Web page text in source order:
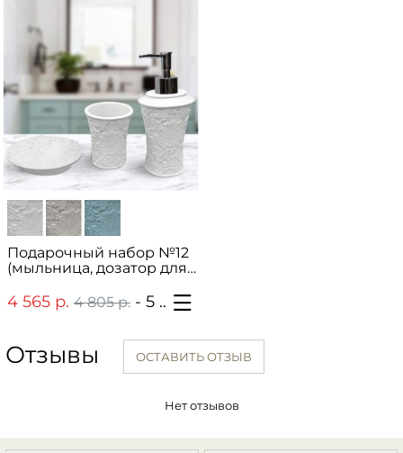
Подарочный набор №12
(мыльница, дозатор для
для зубных щеток)
4 565 р. 4 805 р. - 5 027 р.
Отзывы ОСТАВИТЬ ОТЗЫВ
Нет отзывов